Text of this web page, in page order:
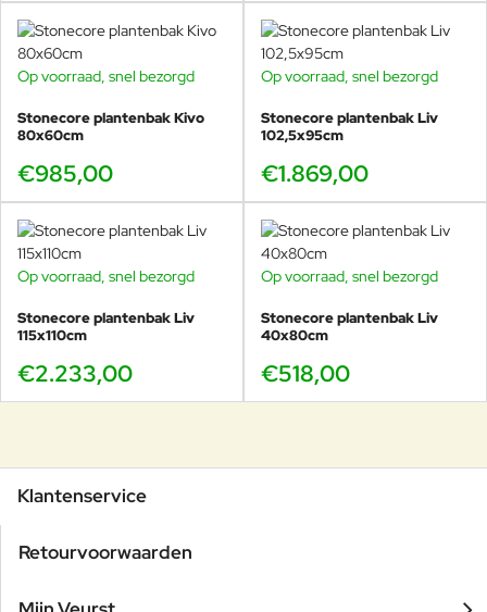
Op voorraad, snel bezorgd
Stonecore plantenbak Kivo
80x60cm
€985,00
Op voorraad, snel bezorgd
Stonecore plantenbak Liv
102,5x95cm
€1.869,00
Op voorraad, snel bezorgd
Stonecore plantenbak Liv
115x110cm
€2.233,00
Op voorraad, snel bezorgd
Stonecore plantenbak Liv
40x80cm
€518,00
Klantenservice
Retourvoorwaarden